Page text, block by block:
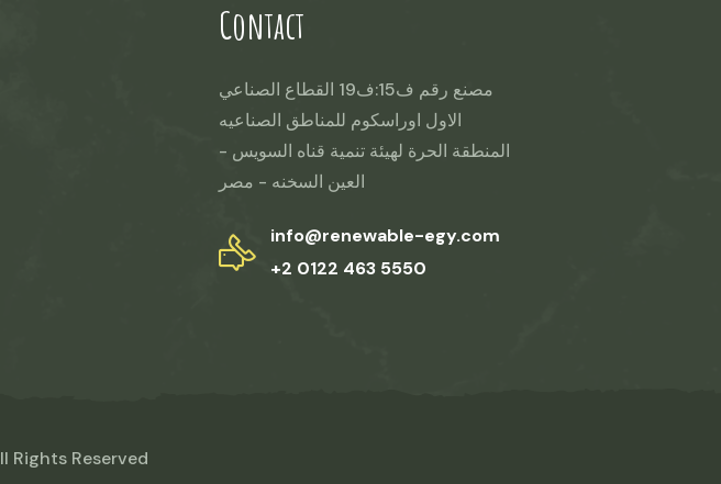
Contact
مصنع رقم ف15:ف19 القطاع الصناعي
الاول اوراسكوم للمناطق الصناعيه
المنطقة الحرة لهيئة تنمية قناه السويس -
العين السخنه - مصر
info@renewable-egy.com
+2 0122 463 5550
Rights Reserved